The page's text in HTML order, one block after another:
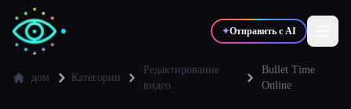
✦Отправить с AI
дом Категории
Редактирование
видео
Bullet Time
Online